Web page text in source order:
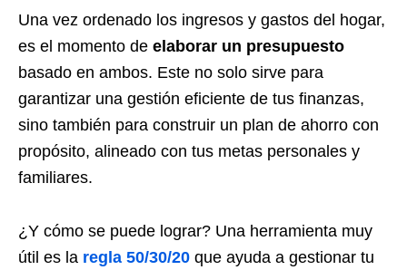
Una vez ordenado los ingresos y gastos del hogar,
es el momento de elaborar un presupuesto
basado en ambos. Este no solo sirve para
garantizar una gestión eficiente de tus finanzas,
sino también para construir un plan de ahorro con
propósito, alineado con tus metas personales y
familiares.
¿Y cómo se puede lograr? Una herramienta muy
útil es la regla 50/30/20 que ayuda a gestionar tu